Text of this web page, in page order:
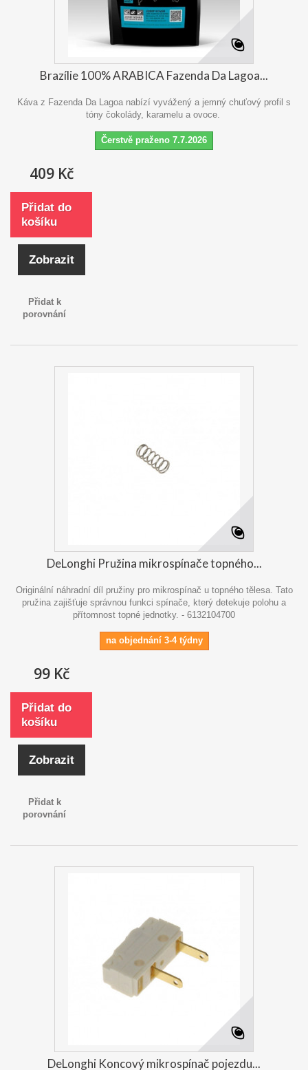
Brazílie 100% ARABICA Fazenda Da Lagoa...
Káva z Fazenda Da Lagoa nabízí vyvážený a jemný chuťový profil s
tóny čokolády, karamelu a ovoce.
Čerstvě praženo 7.7.2026
409 Kč
Přidat do
košíku
Zobrazit
Přidat k
porovnání
DeLonghi Pružina mikrospínače topného...
Originální náhradní díl pružiny pro mikrospínač u topného tělesa. Tato
pružina zajišťuje správnou funkci spínače, který detekuje polohu a
přítomnost topné jednotky. - 6132104700
na objednání 3-4 týdny
99 Kč
Přidat do
košíku
Zobrazit
Přidat k
porovnání
DeLonghi Koncový mikrospínač pojezdu...